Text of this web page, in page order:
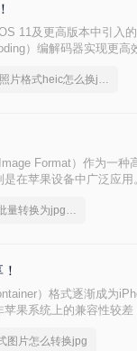
11及更高版本中引入
）编解码器实现更高
文将介绍两种将HEIC格
iphone照片格式heic怎么换jpg
Format）作为一种
在苹果设备中广泛应用
三种将HEIC批量转换为
如何heic图片批量转换为jpg文件
）格式逐渐成为
果系统上的兼容性较差
HEIC转JPG的方法。
图片怎么转换jpg